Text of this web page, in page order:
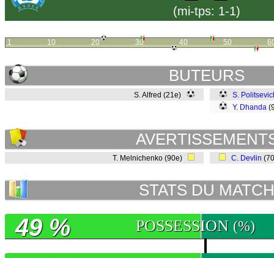
(mi-tps: 1-1)
1 10 20 30 40 50
BUTEURS
S. Alfred (21e)
S.
Y. Dhanda
T. Melnichenko (90e) C. Devlin
STATS DU MATCH
POSSESSION (%)
49 %